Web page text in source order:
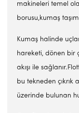
makineleri temel
borusu,kumaş
Kumaş halinde
hareketi, dönen bir
akışı ile
bu tekneden çıkrık
üzerinde bulunan